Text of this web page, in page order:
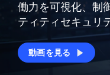
働力を可視化、制
ティティセキュリ
動画を見る